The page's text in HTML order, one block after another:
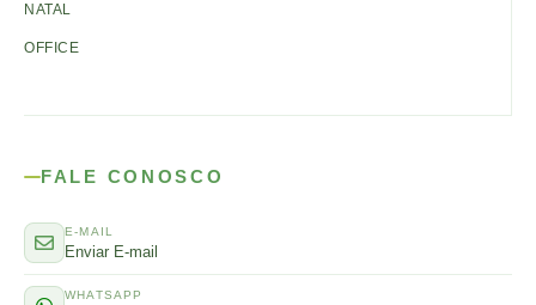
NATAL
OFFICE
FALE CONOSCO
E-MAIL
Enviar E-mail
WHATSAPP